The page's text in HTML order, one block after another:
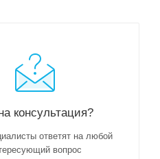
консультация?
ответят на любой
вопрос